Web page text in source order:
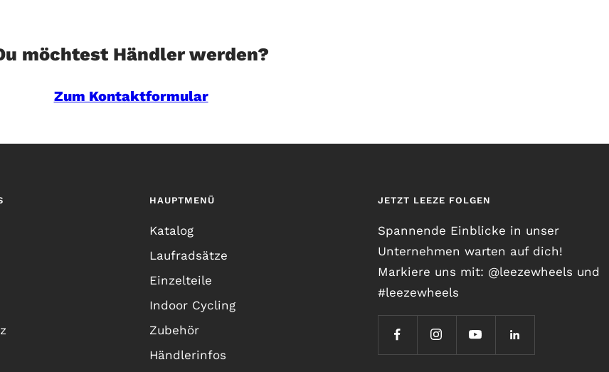
möchtest Händler werden?
Zum Kontaktformular
HAUPTMENÜ
Katalog
Laufradsätze
Einzelteile
Indoor Cycling
Zubehör
Händlerinfos
JETZT LEEZE FOLGEN
Spannende Einblicke in unser
Unternehmen warten auf dich!
Markiere uns mit: @leezewheels und
#leezewheels